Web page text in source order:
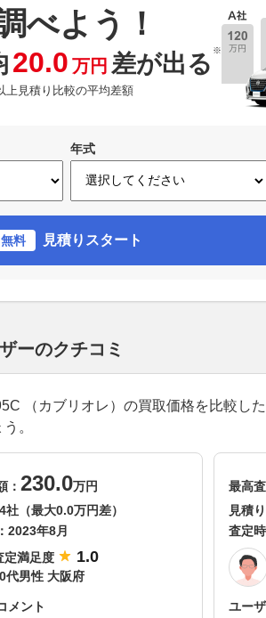
べよう！
20.0 万円 差が出る ※
上見積り比較の平均差額
年式
無料 見積りスタート
ーのクチコミ
（カブリオレ）の買取価格を比較し
。
：230.0万円
社（最大0.0万円差）
2023年8月
定満足度
1.0
代男性 大阪府
メント
最高
見積
査定
ユー